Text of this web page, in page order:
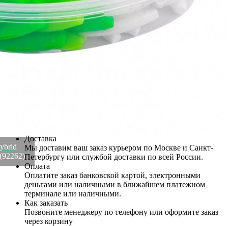
см MIX 5 цветов 100шт. 322692 (92262)
Артикул:ТУТ000078184(U)
Нет в наличии
Информация о доставке
Эль-Монте
Доставка
Мы доставим ваш заказ курьером по Москве и Санкт-
Петербургу или службой доставки по всей России.
Оплата
Оплатите заказ банковской картой, электронными
деньгами или наличными в ближайшем платежном
терминале или наличными.
Как заказать
Позвоните менеджеру по телефону или оформите заказ
через корзину